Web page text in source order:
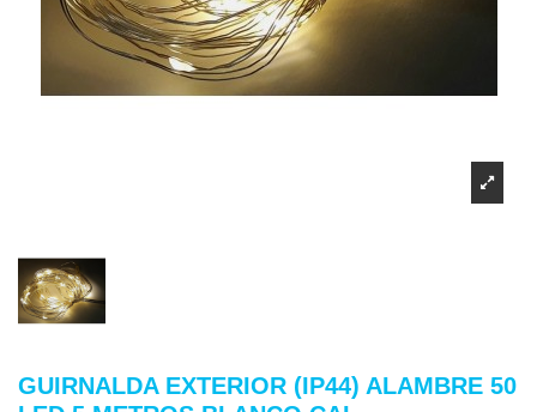
GUIRNALDA EXTERIOR (IP44) ALAMBRE 50